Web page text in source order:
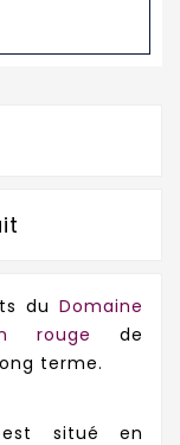
du Domaine
rouge
de
terme.
est situé en